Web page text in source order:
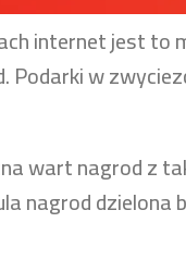
internet jest to
Podarki w
wart nagrod z
nagrod